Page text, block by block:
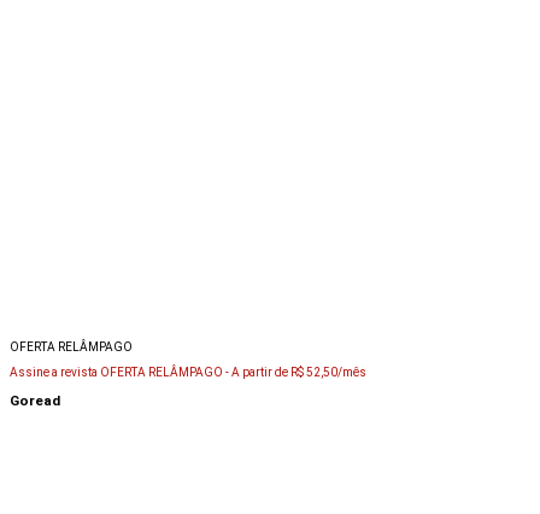
OFERTA RELÂMPAGO
Assine a revista OFERTA RELÂMPAGO -A partir de R$ 52,50/mês
Goread